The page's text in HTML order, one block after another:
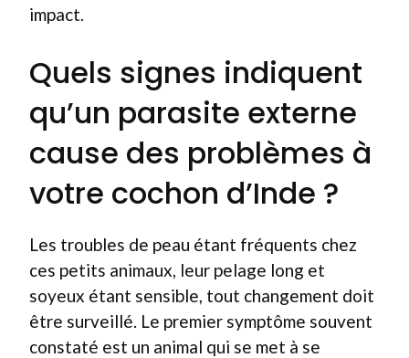
impact.
Quels signes indiquent
qu’un parasite externe
cause des problèmes à
votre cochon d’Inde ?
Les troubles de peau étant fréquents chez
ces petits animaux, leur pelage long et
soyeux étant sensible, tout changement doit
être surveillé. Le premier symptôme souvent
constaté est un animal qui se met à se